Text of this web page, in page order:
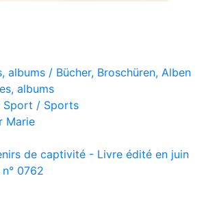
albums / Bücher, Broschüren, Alben
albums
Sport / Sports
Marie
de captivité - Livre édité en juin
0762